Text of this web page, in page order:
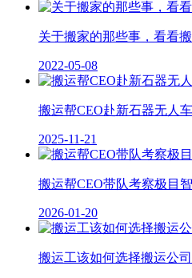
关于搬家的那些事，看看
2022-05-08
搬运帮CEO赴新石器无人
2025-11-21
搬运帮CEO带队考察极目
2026-01-20
搬运工该如何选择搬运公司